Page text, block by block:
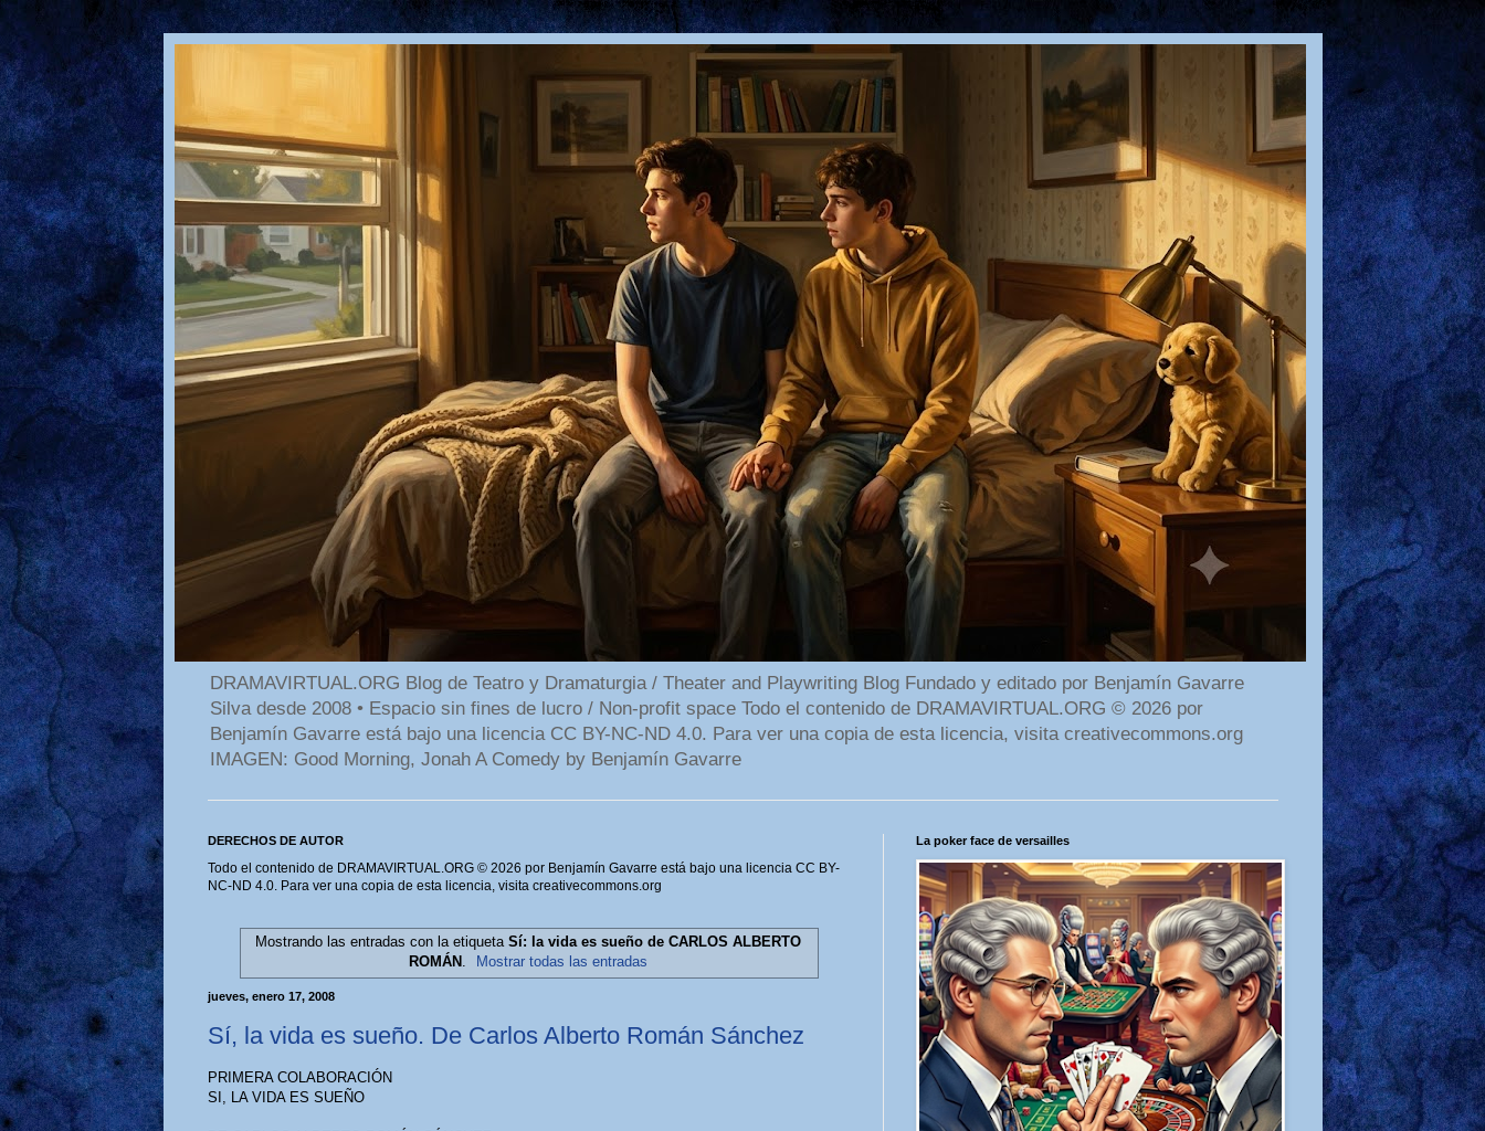
DRAMAVIRTUAL.ORG Blog de Teatro y Dramaturgia / Theater and Playwriting Blog Fundado y editado por Benjamín Gavarre
Silva desde 2008 • Espacio sin fines de lucro / Non-profit space Todo el contenido de DRAMAVIRTUAL.ORG © 2026 por
Benjamín Gavarre está bajo una licencia CC BY-NC-ND 4.0. Para ver una copia de esta licencia, visita creativecommons.org
IMAGEN: Good Morning, Jonah A Comedy by Benjamín Gavarre
DERECHOS DE AUTOR
Todo el contenido de DRAMAVIRTUAL.ORG © 2026 por Benjamín Gavarre está bajo una licencia CC BY-
NC-ND 4.0. Para ver una copia de esta licencia, visita creativecommons.org
Mostrando las entradas con la etiqueta Sí: la vida es sueño de CARLOS ALBERTO
ROMÁN . Mostrar todas las entradas
jueves, enero 17, 2008
Sí, la vida es sueño. De Carlos Alberto Román Sánchez
PRIMERA COLABORACIÓN
SI, LA VIDA ES SUEÑO
La poker face de versailles